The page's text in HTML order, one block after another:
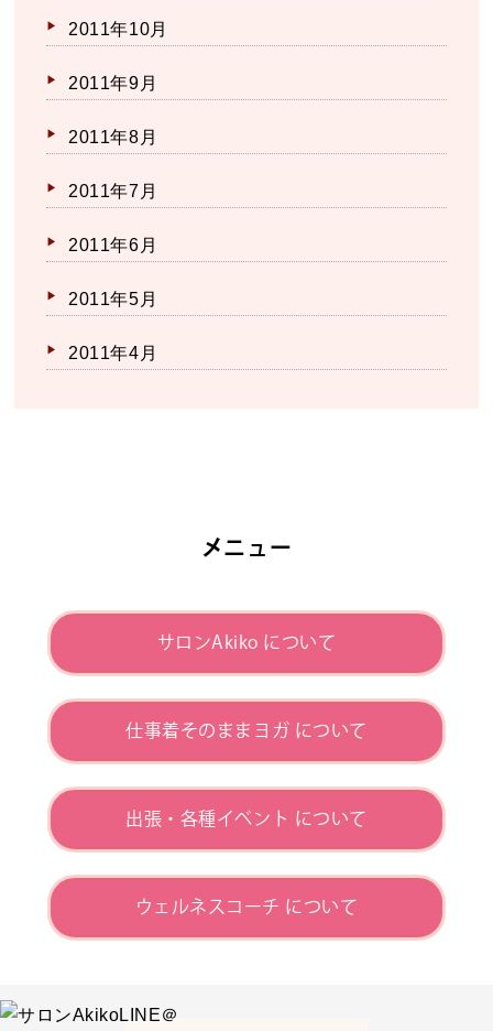
2011年10月
2011年9月
2011年8月
2011年7月
2011年6月
2011年5月
2011年4月
メニュー
サロンAkiko について
仕事着そのままヨガ について
出張・各種イベント について
ウェルネスコーチ について